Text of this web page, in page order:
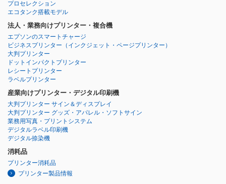
プロセレクション
エコタンク搭載モデル
法人・業務向けプリンター・複合機
エプソンのスマートチャージ
ビジネスプリンター （インクジェット・ページプリンター）
大判プリンター
ドットインパクトプリンター
レシートプリンター
ラベルプリンター
産業向けプリンター・デジタル印刷機
大判プリンター サイン＆ディスプレイ
大判プリンター グッズ・アパレル・ソフトサイン
業務用写真・プリントシステム
デジタルラベル印刷機
デジタル捺染機
消耗品
プリンター消耗品
プリンター製品情報